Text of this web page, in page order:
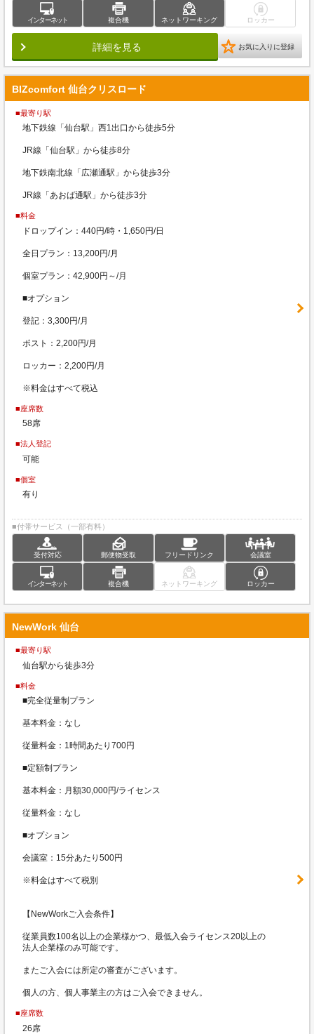
インターネット 複合機 ネットワーキング ロッカー
詳細を見る お気に入りに登録
BIZcomfort 仙台クリスロード
■最寄り駅
地下鉄線「仙台駅」西1出口から徒歩5分
JR線「仙台駅」から徒歩8分
地下鉄南北線「広瀬通駅」から徒歩3分
JR線「あおば通駅」から徒歩3分
■料金
ドロップイン：440円/時・1,650円/日
全日プラン：13,200円/月
個室プラン：42,900円～/月
■オプション
登記：3,300円/月
ポスト：2,200円/月
ロッカー：2,200円/月
※料金はすべて税込
■座席数
58席
■法人登記
可能
■個室
有り
■付帯サービス（一部有料）
受付対応 郵便物受取 フリードリンク 会議室
インターネット 複合機 ネットワーキング ロッカー
NewWork 仙台
■最寄り駅
仙台駅から徒歩3分
■料金
■完全従量制プラン
基本料金：なし
従量料金：1時間あたり700円
■定額制プラン
基本料金：月額30,000円/ライセンス
従量料金：なし
■オプション
会議室：15分あたり500円
※料金はすべて税別
【NewWorkご入会条件】
従業員数100名以上の企業様かつ、最低入会ライセンス20以上の
法人企業様のみ可能です。
またご入会には所定の審査がございます。
個人の方、個人事業主の方はご入会できません。
■座席数
26席